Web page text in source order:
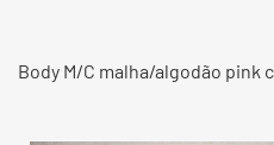
Body M/C malha/algodão pink